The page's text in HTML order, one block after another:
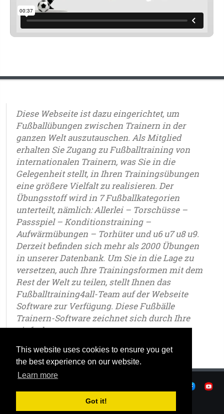
This website uses cookies to ensure you get
the best experience on our website.
Learn more
Got it!
Diese Webseite ist dazu eingerichtet, um
Fußballübungen zwischen Trainern in der
ganzen Welt auszutauschen. Als Mitglied
erhalten Sie Zugang zu Fußballtraining von
internationalen Trainern, was Sie in die
Gelegenheit stellt, in Ihren Trainingsübungen
eine größere Vielfalt zu realisieren. Der
Übungsstoff wird in 7 Fußballkategorien
unterteilt, nämlich: Allerlei – Torschüsse –
Passspiel – Konditionstraining –
Aufwärmübungen – Torhüter und u6 u7 u8 u9.
Derzeit befinden sich mehr als 2000 Übungen
in unserer Datenbank. Um Sie in die Lage zu
versetzen, auch Ihre Trainingsformen mit dem
Rest der Welt zu teilen, stellt Ihnen das
Fußballtraining4all-Team auf der Webseite
Software zur Verfügung. Diese Fußbälle
Trainern-Software zeichnet sich durch Ihre
einfache.